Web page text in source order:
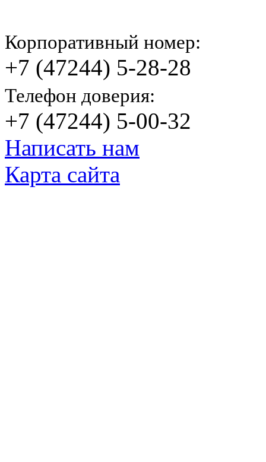
Корпоративный номер:
+7 (47244) 5-28-28
Телефон доверия:
+7 (47244) 5-00-32
Написать нам
Карта сайта